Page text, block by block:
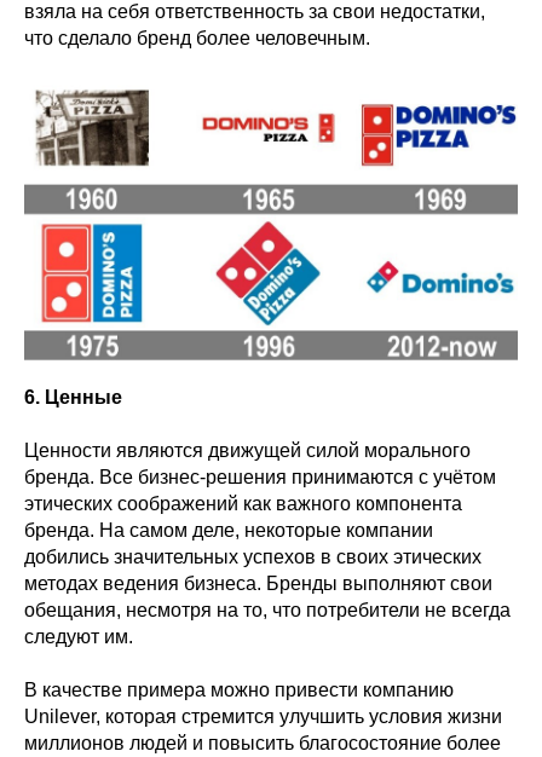
взяла на себя ответственность за свои недостатки,
что сделало бренд более человечным.
6. Ценные
Ценности являются движущей силой морального
бренда. Все бизнес-решения принимаются с учётом
этических соображений как важного компонента
бренда. На самом деле, некоторые компании
добились значительных успехов в своих этических
методах ведения бизнеса. Бренды выполняют свои
обещания, несмотря на то, что потребители не всегда
следуют им.
В качестве примера можно привести компанию
Unilever, которая стремится улучшить условия жизни
миллионов людей и повысить благосостояние более